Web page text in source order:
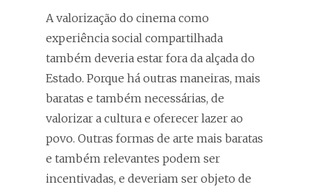
A valorização do cinema como
experiência social compartilhada
também deveria estar fora da alçada do
Estado. Porque há outras maneiras, mais
baratas e também necessárias, de
valorizar a cultura e oferecer lazer ao
povo. Outras formas de arte mais baratas
e também relevantes podem ser
incentivadas, e deveriam ser objeto de